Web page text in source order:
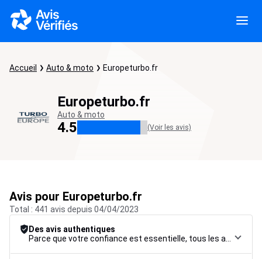
Accueil Auto & moto Europeturbo.fr
Europeturbo.fr
Auto & moto
4.5 (Voir les avis)
Avis pour Europeturbo.fr
Total : 441 avis depuis 04/04/2023
Des avis authentiques